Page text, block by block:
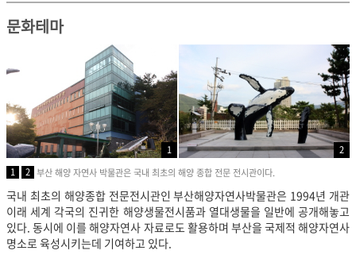
문화테마
1
2
1
2 부산 해양 자연사 박물관은 국내 최초의 해양 종합 전문 전시관이다.
국내 최초의 해양종합 전문전시관인 부산해양자연사박물관은 1994년 개관
이래 세계 각국의 진귀한 해양생물전시품과 열대생물을 일반에 공개해놓고
있다. 동시에 이를 해양자연사 자료로도 활용하며 부산을 국제적 해양자연사
명소로 육성시키는데 기여하고 있다.